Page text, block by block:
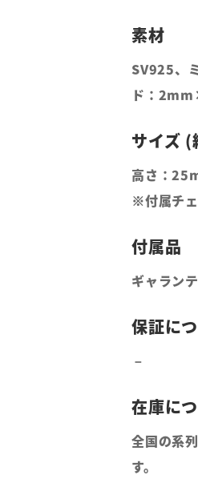
SV925、
ド：
高さ：
※付属チ
ギャラン
全国の系
す。